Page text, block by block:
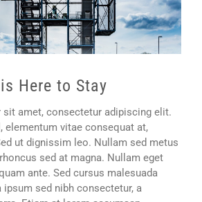
Here to Stay
amet, consectetur adipiscing elit.
elementum vitae consequat at,
ut dignissim leo. Nullam sed metus
sed at magna. Nullam eget
ante. Sed cursus malesuada
sed nibh consectetur, a